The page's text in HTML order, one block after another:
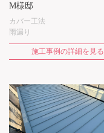
M様邸
カバー工法
雨漏り
施工事例の詳細を見る